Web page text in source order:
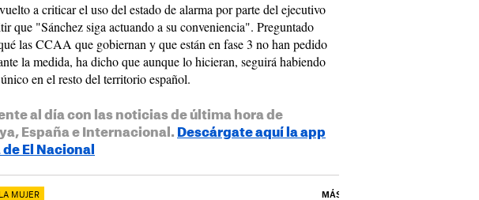
a criticar el uso del estado de alarma por parte del ejecutivo
que "Sánchez siga actuando a su conveniencia". Preguntado
las CCAA que gobiernan y que están en fase 3 no han pedido
la medida, ha dicho que aunque lo hicieran, seguirá habiendo
en el resto del territorio español.
al día con las noticias de última hora de
España e Internacional. Descárgate aquí la app
El Nacional
MUJER MÁS